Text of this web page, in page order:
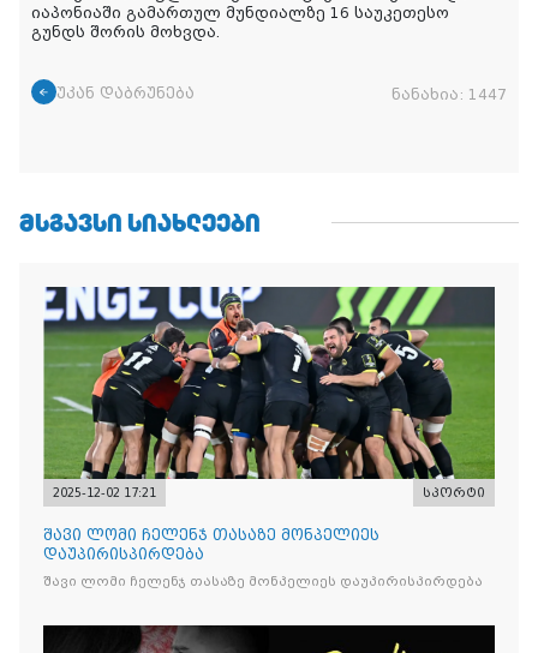
იაპონიაში გამართულ მუნდიალზე 16 საუკეთესო
გუნდს შორის მოხვდა.
უკან დაბრუნება ნანახია: 1447
ᲛᲡᲒᲐᲕᲡᲘ ᲡᲘᲐᲮᲚᲔᲔᲑᲘ
2025-12-02 17:21 სპორტი
შავი ლომი ჩელენჯ თასაზე მონპელიეს
დაუპირისპირდება
შავი ლომი ჩელენჯ თასაზე მონპელიეს დაუპირისპირდება